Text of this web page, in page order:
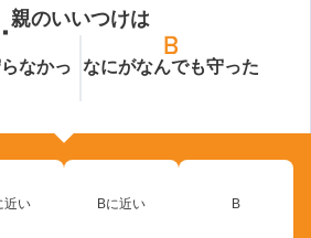
親のいいつけは
なかっ
なにがなんでも守った
近い Bに近い B